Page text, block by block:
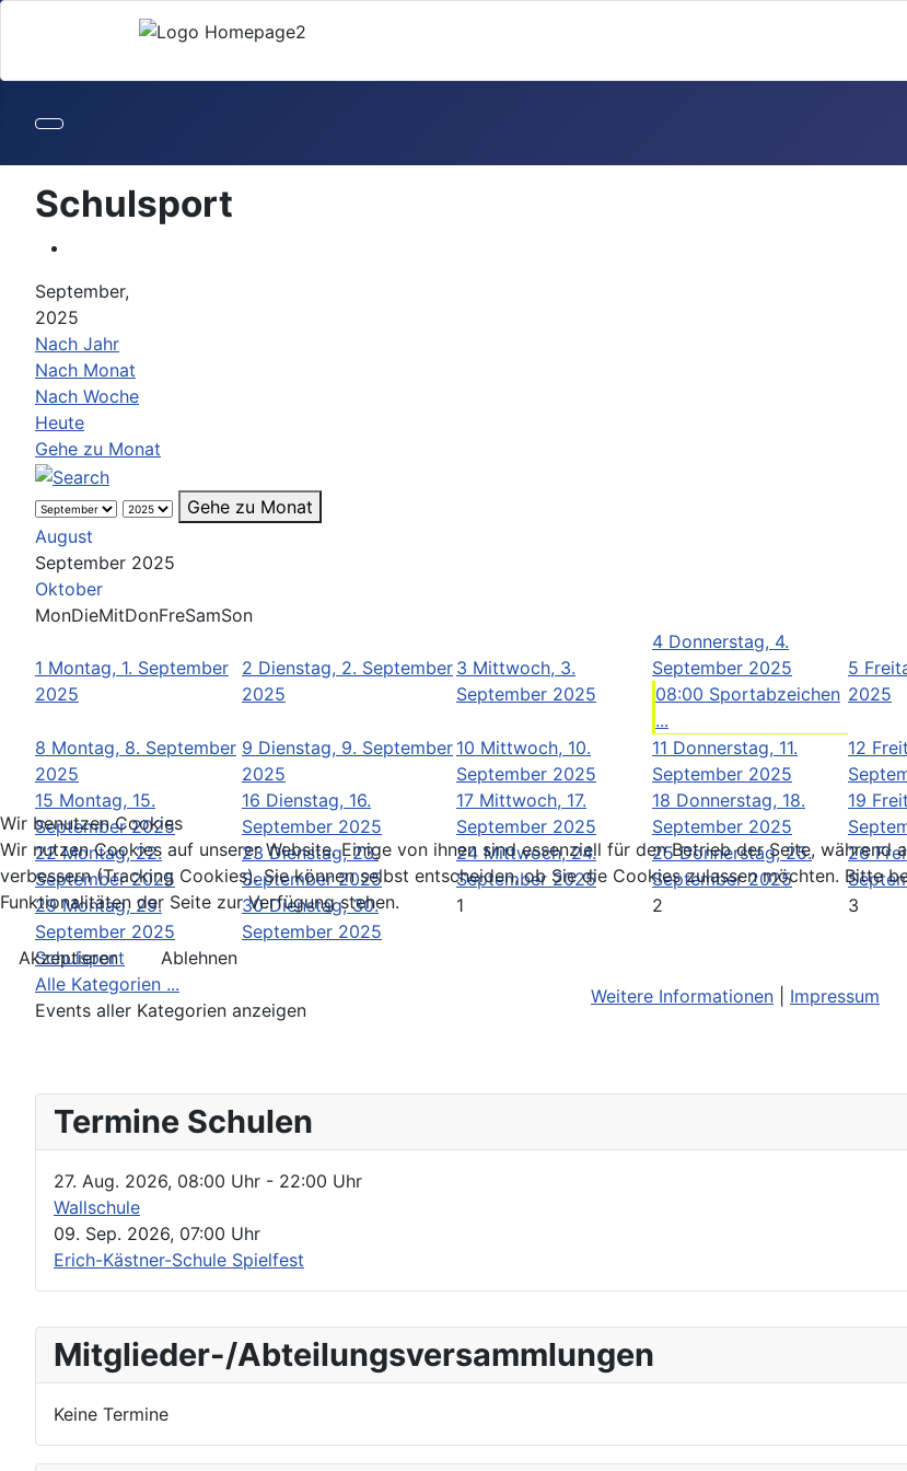
Mitglieder-/Abteilungsversammlungen
Keine Termine
Schulsport
September,
2025
Nach Jahr
Nach Monat
Nach Woche
Heute
Gehe zu Monat
Gehe zu Monat
August
September 2025
Oktober
MonDieMitDonFreSamSon
1 Montag, 1. September
2025
2 Dienstag, 2. September
2025
3 Mittwoch, 3.
September 2025
4 Donnerstag, 4.
September 2025
08:00 Sportabzeichen
...
5
2025
8 Montag, 8. September
2025
9 Dienstag, 9. September
2025
10 Mittwoch, 10.
September 2025
11 Donnerstag, 11.
September 2025
12
15 Montag, 15.
September 2025
16 Dienstag, 16.
September 2025
17 Mittwoch, 17.
September 2025
18 Donnerstag, 18.
September 2025
19
22 Montag, 22.
September 2025
23 Dienstag, 23.
September 2025
24 Mittwoch, 24.
September 2025
25 Donnerstag, 25.
September 2025
26
29 Montag, 29.
September 2025
30 Dienstag, 30.
September 2025
1 2 3
Schulsport
Alle Kategorien ...
Events aller Kategorien anzeigen
Termine Schulen
27. Aug. 2026, 08:00 Uhr - 22:00 Uhr
Wallschule
09. Sep. 2026, 07:00 Uhr
Erich-Kästner-Schule Spielfest
Wir benutzen Cookies
Wir nutzen Cookies auf unserer Website. Einige von ihnen sind essenziell für den Betrieb der Seite,
verbessern (Tracking Cookies). Sie können selbst entscheiden, ob Sie die Cookies zulassen möchten. Bitte
Funktionalitäten der Seite zur Verfügung stehen.
Akzeptieren
Ablehnen
Weitere Informationen
Impressum